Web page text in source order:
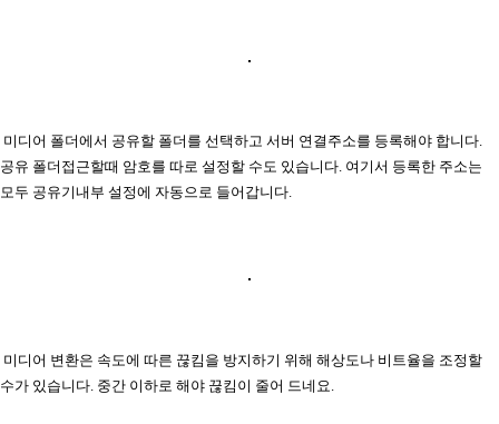
미디어 폴더에서 공유할 폴더를 선택하고 서버 연결주소를 등록해야 합니다.
공유 폴더접근할때 암호를 따로 설정할 수도 있습니다. 여기서 등록한 주소는
모두 공유기내부 설정에 자동으로 들어갑니다.
미디어 변환은 속도에 따른 끊킴을 방지하기 위해 해상도나 비트율을 조정할
수가 있습니다. 중간 이하로 해야 끊킴이 줄어 드네요.